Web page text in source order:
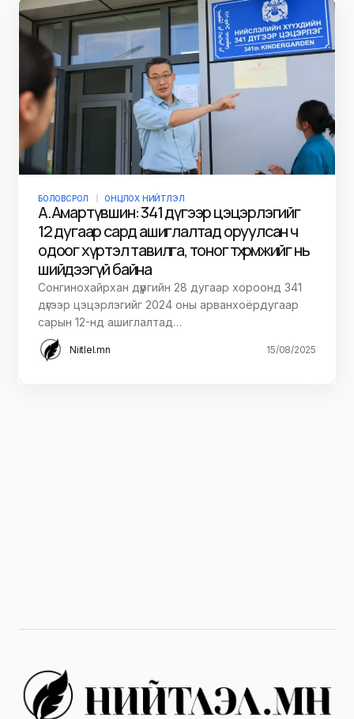
БОЛОВСРОЛ ОНЦЛОХ НИЙТЛЭЛ
А.Амартүвшин: 341 дүгээр цэцэрлэгийг
12 дугаар сард ашиглалтад оруулсан ч
одоог хүртэл тавилга, тоног төхөөрөмжийг нь
шийдээгүй байна
Сонгинохайрхан дүүргийн 28 дугаар хороонд 341
дүгээр цэцэрлэгийг 2024 оны арванхоёрдугаар
сарын 12-нд ашиглалтад…
Niitlel.mn 15/08/2025